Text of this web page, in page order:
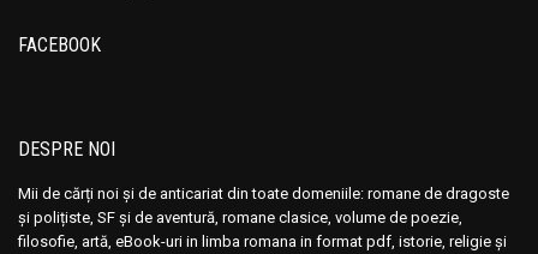
FACEBOOK
DESPRE NOI
Mii de cărți noi și de anticariat din toate domeniile: romane de dragoste
și polițiste, SF și de aventură, romane clasice, volume de poezie,
filosofie, artă, eBook-uri in limba romana in format pdf, istorie, religie și